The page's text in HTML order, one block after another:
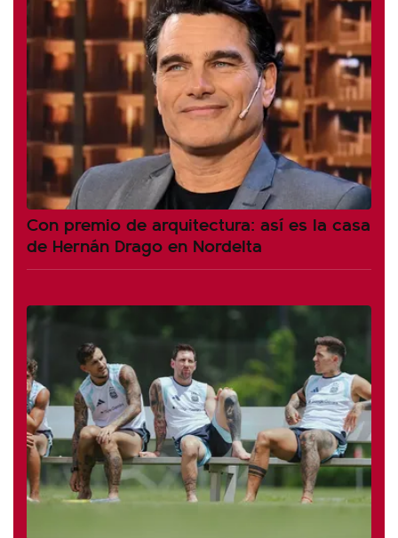
Con premio de arquitectura: así es la casa
de Hernán Drago en Nordelta